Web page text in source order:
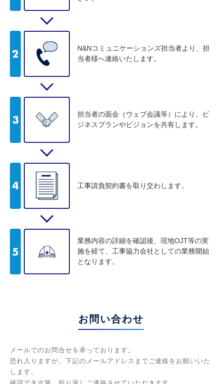
N&Nコミュニケーションズ担当者より、担
当者様へ連絡いたします。
担当者の面会（ウェブ会議等）により、ビ
ジネスプランやビジョンを共有します。
工事請負契約書を取り交わします。
業務内容の詳細を確認後、現地OJT等の実
施を経て、工事協力会社としての業務開始
となります。
お問い合わせ
メールでのお問合せを承っております。
恐れ入りますが、下記のメールアドレスまでご連絡をお願いいた
します。